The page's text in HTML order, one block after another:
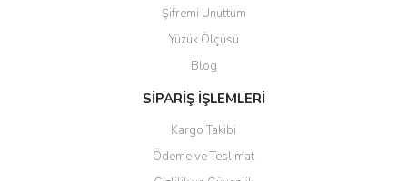
Ürün bilgilerinde hatalar bulunuyor.
Ürün fiyatı diğer sitelerden daha pahalı.
Bu ürüne benzer farklı alternatifler olmalı.
Şifremi Unuttum
Yüzük Ölçüsü
Blog
SİPARİŞ İŞLEMLERİ
Kargo Takibi
Ödeme ve Teslimat